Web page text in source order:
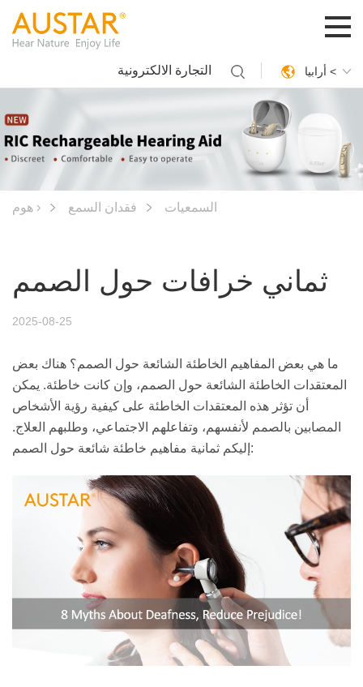
التجارة الالكترونية أرابيا <
هوم › فقدان السمع السمعيات
ثماني خرافات حول الصمم
2025-08-25
ما هي بعض المفاهيم الخاطئة الشائعة حول الصمم؟ هناك بعض
المعتقدات الخاطئة الشائعة حول الصمم، وإن كانت خاطئة. يمكن
أن تؤثر هذه المعتقدات الخاطئة على كيفية رؤية الأشخاص
المصابين بالصمم لأنفسهم، وتفاعلهم الاجتماعي، وطلبهم العلاج.
إليكم ثمانية مفاهيم خاطئة شائعة حول الصمم: